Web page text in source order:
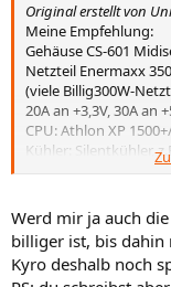
Original erstellt von
Meine Empfehlung:
Gehäuse CS-601
Netzteil Enermaxx
(viele Billig300W-
20A an +3,3V, 30A an
CPU: Athlon XP
Kühler: Silentkühler,
Motherboard: MSI mit
Grafikkarte: ATI
schnell, IBM wird zu
CD: investier die
Monitor: Samsung
Werd mir ja auch
billiger ist, bis dahin
Kyro deshalb noch